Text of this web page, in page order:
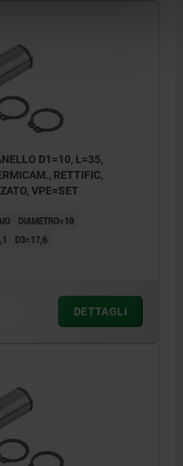
D1=10, L=35,
RETTIFIC,
VPE=SET
DIAMETRO=10
D3=17,6
DETTAGLI